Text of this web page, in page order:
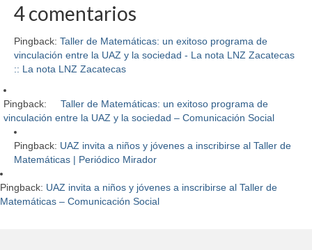
4 comentarios
Pingback: Taller de Matemáticas: un exitoso programa de
vinculación entre la UAZ y la sociedad - La nota LNZ Zacatecas
:: La nota LNZ Zacatecas
Pingback:
Taller de Matemáticas: un exitoso programa de
vinculación entre la UAZ y la sociedad – Comunicación Social
Pingback: UAZ invita a niños y jóvenes a inscribirse al Taller de
Matemáticas | Periódico Mirador
Pingback: UAZ invita a niños y jóvenes a inscribirse al Taller de
Matemáticas – Comunicación Social